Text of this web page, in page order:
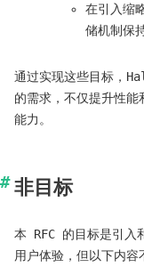
在引入缩
储机制保
通过实现这些目标，
的需求，不仅提升性能
能力。
非目标
本 RFC 的目标是引入
用户体验，但以下内容